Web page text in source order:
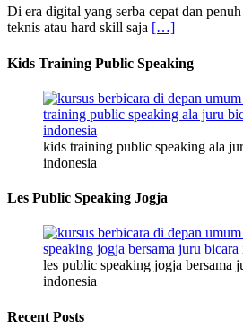
Di era digital yang serba cepat dan
teknis atau hard skill saja […]
Kids Training Public Speaking
kids training public speaking ala
indonesia
Les Public Speaking Jogja
les public speaking jogja bersama
indonesia
Recent Posts